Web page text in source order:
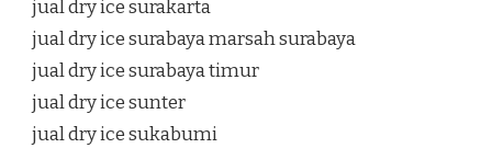
jual dry ice surakarta
jual dry ice surabaya marsah surabaya
jual dry ice surabaya timur
jual dry ice sunter
jual dry ice sukabumi